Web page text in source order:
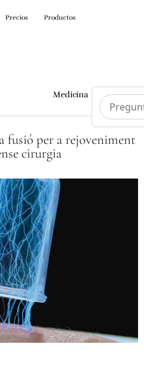
Precios Productos
Medicina
fusió per a rejoveniment
cirurgia